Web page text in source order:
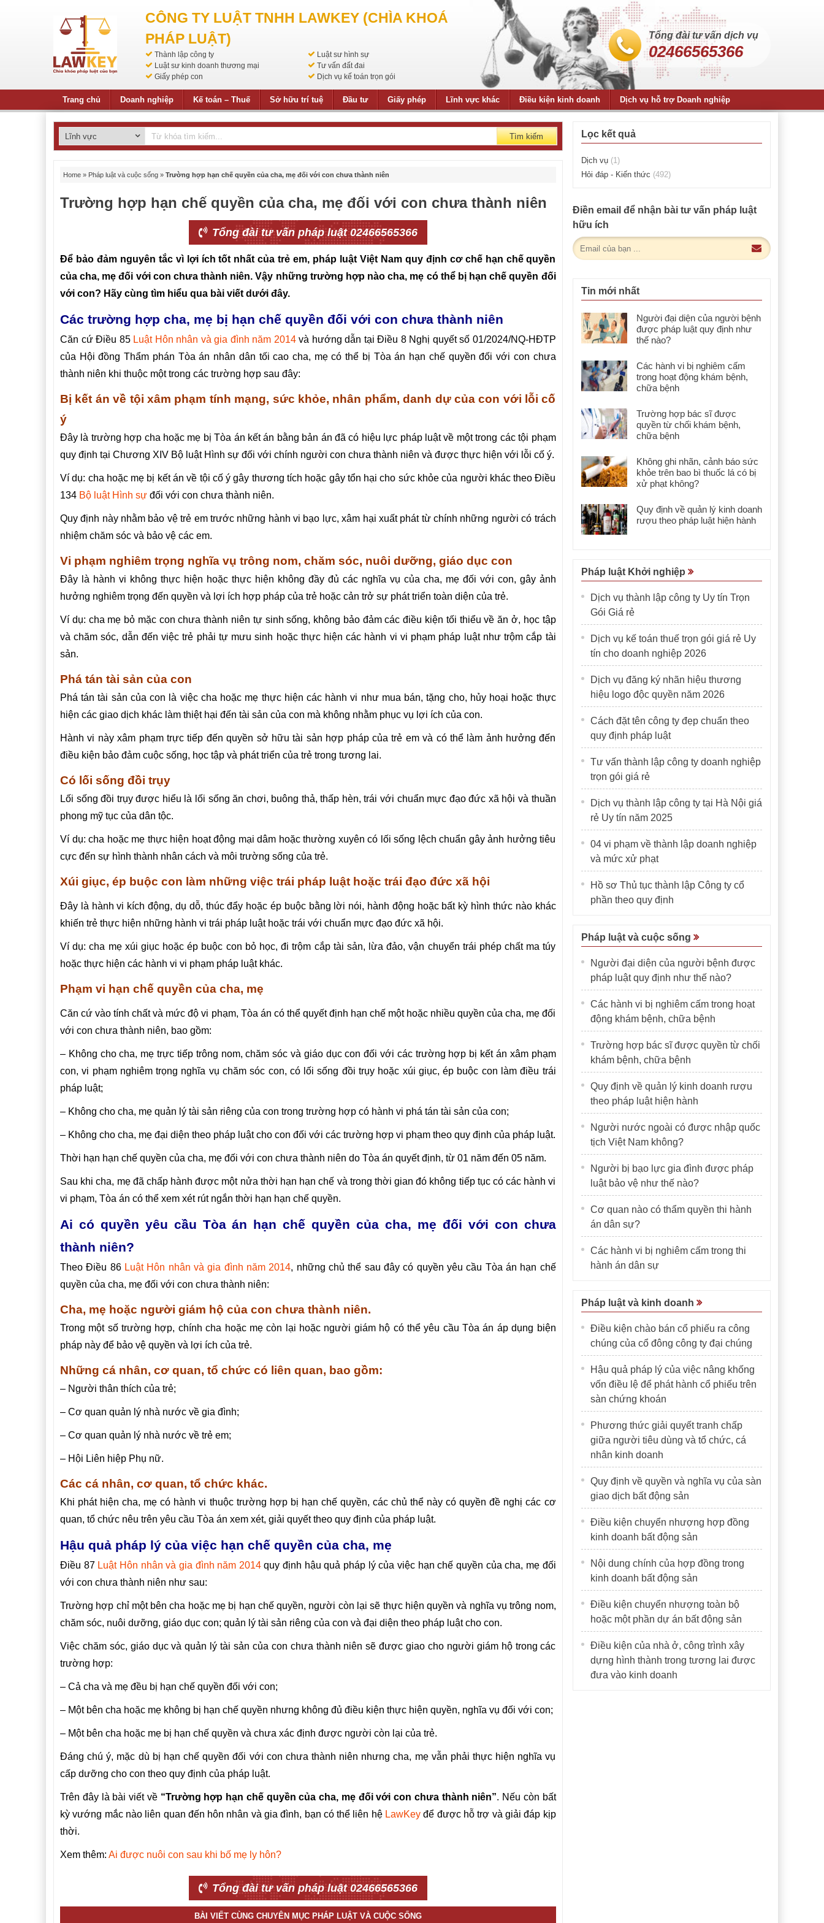
CÔNG TY LUẬT TNHH LAWKEY (CHÌA KHOÁ
PHÁP LUẬT)
Thành lập công ty
Luật sư hình sự
Luật sư kinh doanh thương mại
Tư vấn đất đai
Giấy phép con
Dịch vụ kế toán trọn gói
Tổng đài tư vấn dịch vụ
02466565366
Trang chủ Doanh nghiệp Kế toán – Thuế Sở hữu trí tuệ Đầu tư Giấy phép Lĩnh vực khác Điều kiện kinh doanh Dịch vụ hỗ trợ Doanh nghiệp
Tìm kiếm
Home » Pháp luật và cuộc sống » Trường hợp hạn chế quyền của cha, mẹ đối với con chưa thành niên
Trường hợp hạn chế quyền của cha, mẹ đối với con chưa thành niên
Tổng đài tư vấn pháp luật 02466565366
Để bảo đảm nguyên tắc vì lợi ích tốt nhất của trẻ em, pháp luật Việt Nam quy định cơ chế hạn chế quyền
của cha, mẹ đối với con chưa thành niên. Vậy những trường hợp nào cha, mẹ có thể bị hạn chế quyền đối
với con? Hãy cùng tìm hiểu qua bài viết dưới đây.
Các trường hợp cha, mẹ bị hạn chế quyền đối với con chưa thành niên
Căn cứ Điều 85 Luật Hôn nhân và gia đình năm 2014và hướng dẫn tại Điều 8 Nghị quyết số 01/2024/NQ-HĐTP
của Hội đồng Thẩm phán Tòa án nhân dân tối cao cha, mẹ có thể bị Tòa án hạn chế quyền đối với con chưa
thành niên khi thuộc một trong các trường hợp sau đây:
Bị kết án về tội xâm phạm tính mạng, sức khỏe, nhân phẩm, danh dự của con với lỗi cố
ý
Đây là trường hợp cha hoặc mẹ bị Tòa án kết án bằng bản án đã có hiệu lực pháp luật về một trong các tội phạm
quy định tại Chương XIV Bộ luật Hình sự đối với chính người con chưa thành niên và được thực hiện với lỗi cố ý.
Ví dụ: cha hoặc mẹ bị kết án về tội cố ý gây thương tích hoặc gây tổn hại cho sức khỏe của người khác theo Điều
134 Bộ luật Hình sự đối với con chưa thành niên.
Quy định này nhằm bảo vệ trẻ em trước những hành vi bạo lực, xâm hại xuất phát từ chính những người có trách
nhiệm chăm sóc và bảo vệ các em.
Vi phạm nghiêm trọng nghĩa vụ trông nom, chăm sóc, nuôi dưỡng, giáo dục con
Đây là hành vi không thực hiện hoặc thực hiện không đầy đủ các nghĩa vụ của cha, mẹ đối với con, gây ảnh
hưởng nghiêm trọng đến quyền và lợi ích hợp pháp của trẻ hoặc cản trở sự phát triển toàn diện của trẻ.
Ví dụ: cha mẹ bỏ mặc con chưa thành niên tự sinh sống, không bảo đảm các điều kiện tối thiểu về ăn ở, học tập
và chăm sóc, dẫn đến việc trẻ phải tự mưu sinh hoặc thực hiện các hành vi vi phạm pháp luật như trộm cắp tài
sản.
Phá tán tài sản của con
Phá tán tài sản của con là việc cha hoặc mẹ thực hiện các hành vi như mua bán, tặng cho, hủy hoại hoặc thực
hiện các giao dịch khác làm thiệt hại đến tài sản của con mà không nhằm phục vụ lợi ích của con.
Hành vi này xâm phạm trực tiếp đến quyền sở hữu tài sản hợp pháp của trẻ em và có thể làm ảnh hưởng đến
điều kiện bảo đảm cuộc sống, học tập và phát triển của trẻ trong tương lai.
Có lối sống đồi trụy
Lối sống đồi trụy được hiểu là lối sống ăn chơi, buông thả, thấp hèn, trái với chuẩn mực đạo đức xã hội và thuần
phong mỹ tục của dân tộc.
Ví dụ: cha hoặc mẹ thực hiện hoạt động mại dâm hoặc thường xuyên có lối sống lệch chuẩn gây ảnh hưởng tiêu
cực đến sự hình thành nhân cách và môi trường sống của trẻ.
Xúi giục, ép buộc con làm những việc trái pháp luật hoặc trái đạo đức xã hội
Đây là hành vi kích động, dụ dỗ, thúc đẩy hoặc ép buộc bằng lời nói, hành động hoặc bất kỳ hình thức nào khác
khiến trẻ thực hiện những hành vi trái pháp luật hoặc trái với chuẩn mực đạo đức xã hội.
Ví dụ: cha mẹ xúi giục hoặc ép buộc con bỏ học, đi trộm cắp tài sản, lừa đảo, vận chuyển trái phép chất ma túy
hoặc thực hiện các hành vi vi phạm pháp luật khác.
Phạm vi hạn chế quyền của cha, mẹ
Căn cứ vào tính chất và mức độ vi phạm, Tòa án có thể quyết định hạn chế một hoặc nhiều quyền của cha, mẹ đối
với con chưa thành niên, bao gồm:
– Không cho cha, mẹ trực tiếp trông nom, chăm sóc và giáo dục con đối với các trường hợp bị kết án xâm phạm
con, vi phạm nghiêm trọng nghĩa vụ chăm sóc con, có lối sống đồi trụy hoặc xúi giục, ép buộc con làm điều trái
pháp luật;
– Không cho cha, mẹ quản lý tài sản riêng của con trong trường hợp có hành vi phá tán tài sản của con;
– Không cho cha, mẹ đại diện theo pháp luật cho con đối với các trường hợp vi phạm theo quy định của pháp luật.
Thời hạn hạn chế quyền của cha, mẹ đối với con chưa thành niên do Tòa án quyết định, từ 01 năm đến 05 năm.
Sau khi cha, mẹ đã chấp hành được một nửa thời hạn hạn chế và trong thời gian đó không tiếp tục có các hành vi
vi phạm, Tòa án có thể xem xét rút ngắn thời hạn hạn chế quyền.
Ai có quyền yêu cầu Tòa án hạn chế quyền của cha, mẹ đối với con chưa
thành niên?
Theo Điều 86 Luật Hôn nhân và gia đình năm 2014, những chủ thể sau đây có quyền yêu cầu Tòa án hạn chế
quyền của cha, mẹ đối với con chưa thành niên:
Cha, mẹ hoặc người giám hộ của con chưa thành niên.
Trong một số trường hợp, chính cha hoặc mẹ còn lại hoặc người giám hộ có thể yêu cầu Tòa án áp dụng biện
pháp này để bảo vệ quyền và lợi ích của trẻ.
Những cá nhân, cơ quan, tổ chức có liên quan, bao gồm:
– Người thân thích của trẻ;
– Cơ quan quản lý nhà nước về gia đình;
– Cơ quan quản lý nhà nước về trẻ em;
– Hội Liên hiệp Phụ nữ.
Các cá nhân, cơ quan, tổ chức khác.
Khi phát hiện cha, mẹ có hành vi thuộc trường hợp bị hạn chế quyền, các chủ thể này có quyền đề nghị các cơ
quan, tổ chức nêu trên yêu cầu Tòa án xem xét, giải quyết theo quy định của pháp luật.
Hậu quả pháp lý của việc hạn chế quyền của cha, mẹ
Điều 87 Luật Hôn nhân và gia đình năm 2014quy định hậu quả pháp lý của việc hạn chế quyền của cha, mẹ đối
với con chưa thành niên như sau:
Trường hợp chỉ một bên cha hoặc mẹ bị hạn chế quyền, người còn lại sẽ thực hiện quyền và nghĩa vụ trông nom,
chăm sóc, nuôi dưỡng, giáo dục con; quản lý tài sản riêng của con và đại diện theo pháp luật cho con.
Việc chăm sóc, giáo dục và quản lý tài sản của con chưa thành niên sẽ được giao cho người giám hộ trong các
trường hợp:
– Cả cha và mẹ đều bị hạn chế quyền đối với con;
– Một bên cha hoặc mẹ không bị hạn chế quyền nhưng không đủ điều kiện thực hiện quyền, nghĩa vụ đối với con;
– Một bên cha hoặc mẹ bị hạn chế quyền và chưa xác định được người còn lại của trẻ.
Đáng chú ý, mặc dù bị hạn chế quyền đối với con chưa thành niên nhưng cha, mẹ vẫn phải thực hiện nghĩa vụ
cấp dưỡng cho con theo quy định của pháp luật.
Trên đây là bài viết về “Trường hợp hạn chế quyền của cha, mẹ đối với con chưa thành niên”. Nếu còn bất
kỳ vướng mắc nào liên quan đến hôn nhân và gia đình, bạn có thể liên hệ LawKey để được hỗ trợ và giải đáp kịp
thời.
Xem thêm: Ai được nuôi con sau khi bố mẹ ly hôn?
Tổng đài tư vấn pháp luật 02466565366
BÀI VIẾT CÙNG CHUYÊN MỤC PHÁP LUẬT VÀ CUỘC SỐNG
Lọc kết quả
Dịch vụ (1)
Hỏi đáp - Kiến thức (492)
Điền email để nhận bài tư vấn pháp luật
hữu ích
Tin mới nhất
Người đại diện của người bệnh
được pháp luật quy định như
thế nào?
Các hành vi bị nghiêm cấm
trong hoạt động khám bệnh,
chữa bệnh
Trường hợp bác sĩ được
quyền từ chối khám bệnh,
chữa bệnh
Không ghi nhãn, cảnh báo sức
khỏe trên bao bì thuốc lá có bị
xử phạt không?
Quy định về quản lý kinh doanh
rượu theo pháp luật hiện hành
Pháp luật Khởi nghiệp
Dịch vụ thành lập công ty Uy tín Trọn
Gói Giá rẻ
Dịch vụ kế toán thuế trọn gói giá rẻ Uy
tín cho doanh nghiệp 2026
Dịch vụ đăng ký nhãn hiệu thương
hiệu logo độc quyền năm 2026
Cách đặt tên công ty đẹp chuẩn theo
quy định pháp luật
Tư vấn thành lập công ty doanh nghiệp
trọn gói giá rẻ
Dịch vụ thành lập công ty tại Hà Nội giá
rẻ Uy tín năm 2025
04 vi phạm về thành lập doanh nghiệp
và mức xử phạt
Hồ sơ Thủ tục thành lập Công ty cổ
phần theo quy định
Pháp luật và cuộc sống
Người đại diện của người bệnh được
pháp luật quy định như thế nào?
Các hành vi bị nghiêm cấm trong hoạt
động khám bệnh, chữa bệnh
Trường hợp bác sĩ được quyền từ chối
khám bệnh, chữa bệnh
Quy định về quản lý kinh doanh rượu
theo pháp luật hiện hành
Người nước ngoài có được nhập quốc
tịch Việt Nam không?
Người bị bạo lực gia đình được pháp
luật bảo vệ như thế nào?
Cơ quan nào có thẩm quyền thi hành
án dân sự?
Các hành vi bị nghiêm cấm trong thi
hành án dân sự
Pháp luật và kinh doanh
Điều kiện chào bán cổ phiếu ra công
chúng của cổ đông công ty đại chúng
Hậu quả pháp lý của việc nâng khống
vốn điều lệ để phát hành cổ phiếu trên
sàn chứng khoán
Phương thức giải quyết tranh chấp
giữa người tiêu dùng và tổ chức, cá
nhân kinh doanh
Quy định về quyền và nghĩa vụ của sàn
giao dịch bất động sản
Điều kiện chuyển nhượng hợp đồng
kinh doanh bất động sản
Nội dung chính của hợp đồng trong
kinh doanh bất động sản
Điều kiện chuyển nhượng toàn bộ
hoặc một phần dự án bất động sản
Điều kiện của nhà ở, công trình xây
dựng hình thành trong tương lai được
đưa vào kinh doanh